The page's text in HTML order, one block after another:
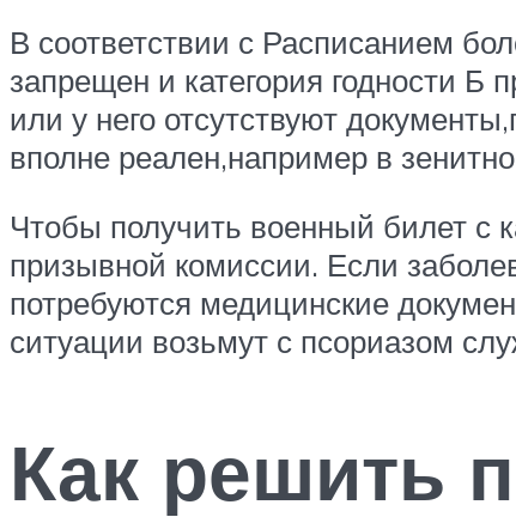
В соответствии с Расписанием
запрещен и категория годности Б
или у него отсутствуют
вполне реален,например в
Чтобы получить военный билет с
призывной комиссии. Если
потребуются медицинские
ситуации возьмут с псориазом
Как решить